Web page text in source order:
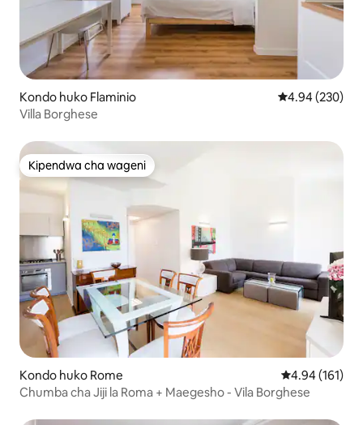
Kondo huko Flaminio Ukadiriaji wa
4.94 (230)
Villa Borghese
Kipendwa cha wageni
Kipendwa cha wageni
Kondo huko Rome Ukadiriaji wa
4.94 (161)
Chumba cha Jiji la Roma + Maegesho - Vila Borghese